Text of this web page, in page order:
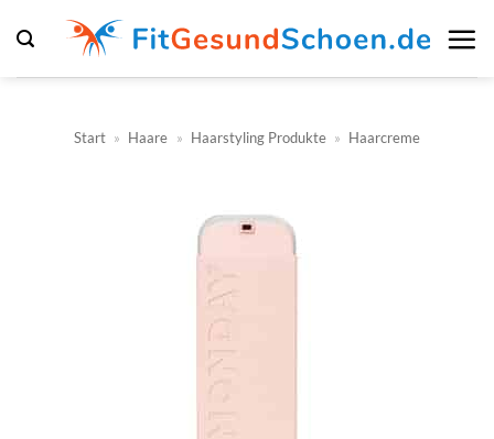
Inhalt
springen
Start » Haare » Haarstyling Produkte » Haarcreme